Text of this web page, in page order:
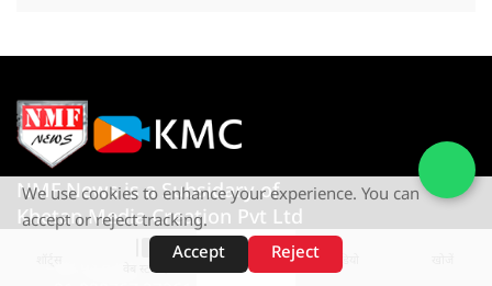
वेब स्टोरीज़
NMF News is a Subsidary of
Khetan Media Creation Pvt Ltd
We use cookies to enhance your experience. You can
accept or reject tracking.
Accept
Reject